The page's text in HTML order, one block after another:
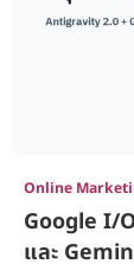
Online
Google I/
และ